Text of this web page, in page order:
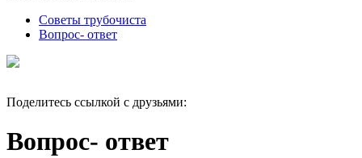
Советы трубочиста
Вопрос- ответ
Поделитесь ссылкой с друзьями:
Вопрос- ответ